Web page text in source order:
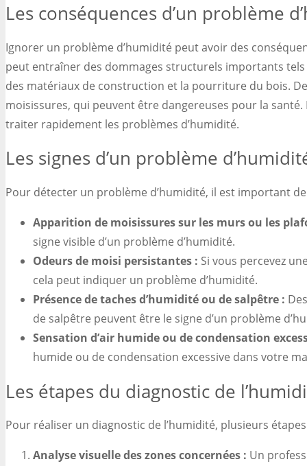
Les conséquences d’un problème
Ignorer un problème d’humidité peut avoir des
peut entraîner des dommages structurels importants
des matériaux de construction et la pourriture du bois.
moisissures, qui peuvent être dangereuses pour la
traiter rapidement les problèmes d’humidité.
Les signes d’un problème
Pour détecter un problème d’humidité, il est important
Apparition de moisissures sur les murs ou les
signe visible d’un problème d’humidité.
Odeurs de moisi persistantes : Si vous percevez
cela peut indiquer un problème d’humidité.
Présence de taches d’humidité ou de salpêtre :
de salpêtre peuvent être le signe d’un problème
Sensation d’air humide ou de condensation
humide ou de condensation excessive dans votre
Les étapes du diagnostic de
Pour réaliser un diagnostic de l’humidité, plusieurs
Analyse visuelle des zones concernées : Un